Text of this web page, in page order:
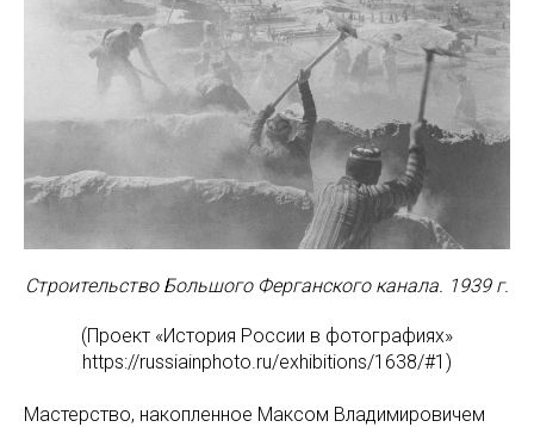
Строительство Большого Ферганского канала. 1939 г.
(Проект «История России в фотографиях»
https://russiainphoto.ru/exhibitions/1638/#1)
Мастерство, накопленное Максом Владимировичем